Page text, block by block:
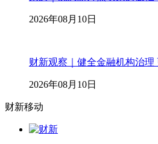
2026年08月10日
财新观察｜健全金融机构治理
2026年08月10日
财新移动